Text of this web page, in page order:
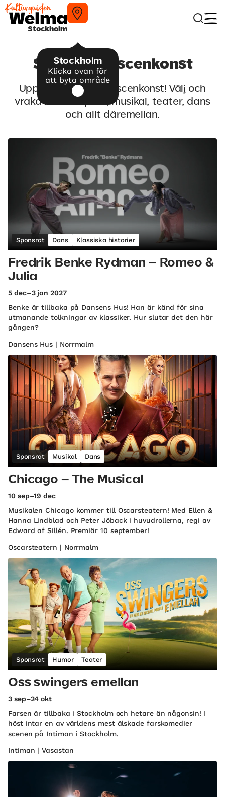
Stockholm
Stockholm
Klicka ovan för
att byta område
Säsongens scenkonst
Upptäck säsongens scenkonst! Välj och
vraka mellan opera, musikal, teater, dans
och allt däremellan.
Sponsrat Dans Klassiska historier
Fredrik Benke Rydman – Romeo &
Julia
5 dec–3 jan 2027
Benke är tillbaka på Dansens Hus! Han är känd för sina
utmanande tolkningar av klassiker. Hur slutar det den här
gången?
Dansens Hus | Norrmalm
Sponsrat Musikal Dans
Chicago – The Musical
10 sep–19 dec
Musikalen Chicago kommer till Oscarsteatern! Med Ellen &
Hanna Lindblad och Peter Jöback i huvudrollerna, regi av
Edward af Sillén. Premiär 10 september!
Oscarsteatern | Norrmalm
Sponsrat Humor Teater
Oss swingers emellan
3 sep–24 okt
Farsen är tillbaka i Stockholm och hetare än någonsin! I
höst intar en av världens mest älskade farskomedier
scenen på Intiman i Stockholm.
Intiman | Vasastan